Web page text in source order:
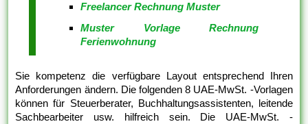
Freelancer Rechnung Muster
Muster Vorlage Rechnung
Ferienwohnung
Sie kompetenz die verfügbare Layout entsprechend Ihren
Anforderungen ändern. Die folgenden 8 UAE-MwSt. -Vorlagen
können für Steuerberater, Buchhaltungsassistenten, leitende
Sachbearbeiter usw. hilfreich sein. Die UAE-MwSt. -